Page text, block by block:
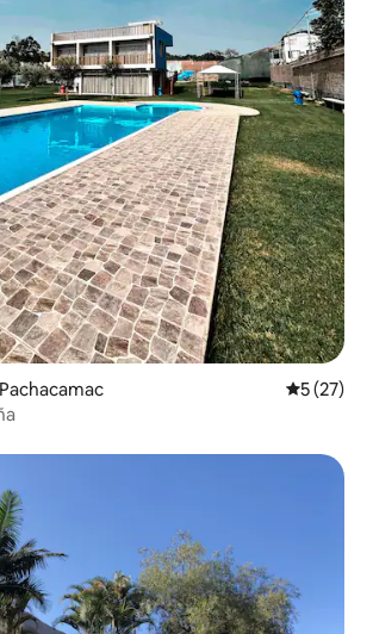
Prosječna
5 (27)